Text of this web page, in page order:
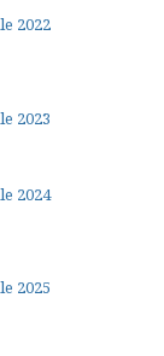
2022
2023
2024
2025